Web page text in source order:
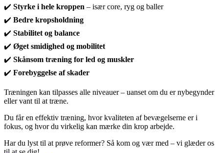
✔️ Styrke i hele kroppen – især core, ryg og baller
✔️ Bedre kropsholdning
✔️ Stabilitet og balance
✔️ Øget smidighed og mobilitet
✔️ Skånsom træning for led og muskler
✔️ Forebyggelse af skader
Træningen kan tilpasses alle niveauer – uanset om du er nybegynder
eller vant til at træne.
Du får en effektiv træning, hvor kvaliteten af bevægelserne er i
fokus, og hvor du virkelig kan mærke din krop arbejde.
Har du lyst til at prøve reformer? Så kom og vær med – vi glæder os